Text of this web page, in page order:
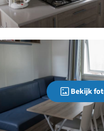
Bekijk